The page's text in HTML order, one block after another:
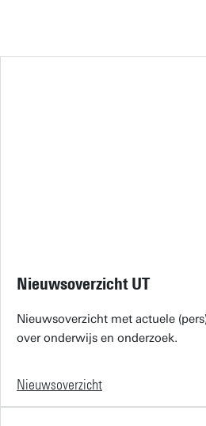
Nieuwsoverzicht UT
Nieuwsoverzicht met actuele
over onderwijs en onderzoek.
Nieuwsoverzicht